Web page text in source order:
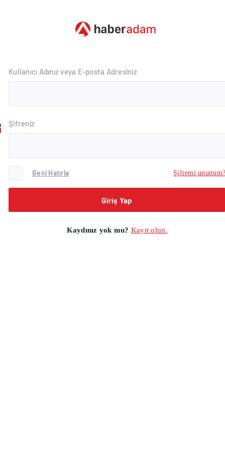
Kullanıcı Adınız veya E-posta Adresiniz
Şifreniz
Beni Hatırla Şifremi unuttum?
Giriş Yap
Kaydınız yok mu? Kayıt olun.